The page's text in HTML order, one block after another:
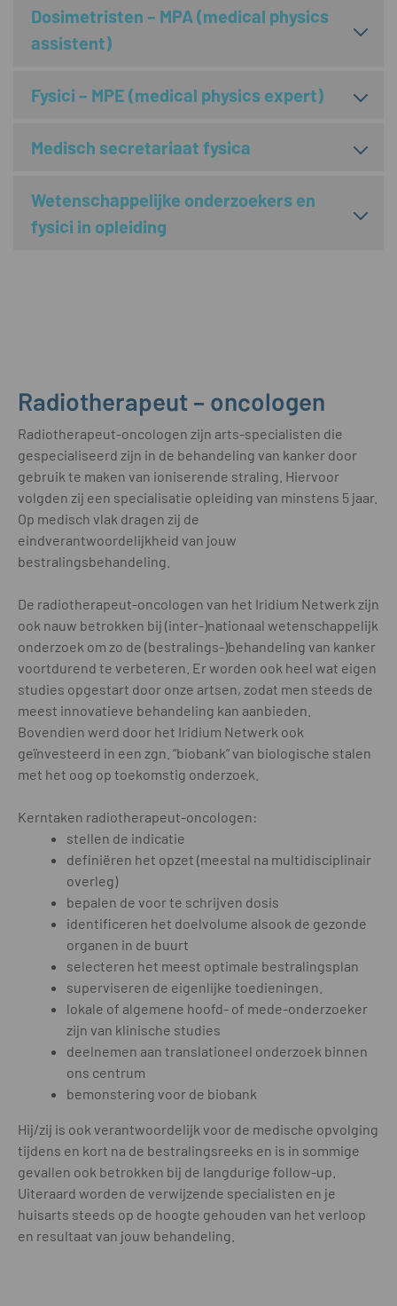
Dosimetristen – MPA (medical physics
assistent)
Fysici – MPE (medical physics expert)
Medisch secretariaat fysica
Wetenschappelijke onderzoekers en
fysici in opleiding
Radiotherapeut – oncologen
Radiotherapeut-oncologen zijn arts-specialisten die
gespecialiseerd zijn in de behandeling van kanker door
gebruik te maken van ioniserende straling. Hiervoor
volgden zij een specialisatie opleiding van minstens 5 jaar.
Op medisch vlak dragen zij de
eindverantwoordelijkheid van jouw
bestralingsbehandeling.
De radiotherapeut-oncologen van het Iridium Netwerk zijn
ook nauw betrokken bij (inter-)nationaal wetenschappelijk
onderzoek om zo de (bestralings-)behandeling van kanker
voortdurend te verbeteren. Er worden ook heel wat eigen
studies opgestart door onze artsen, zodat men steeds de
meest innovatieve behandeling kan aanbieden.
Bovendien werd door het Iridium Netwerk ook
geïnvesteerd in een zgn. “biobank” van biologische stalen
met het oog op toekomstig onderzoek.
Kerntaken radiotherapeut-oncologen:
stellen de indicatie
definiëren het opzet (meestal na multidisciplinair
overleg)
bepalen de voor te schrijven dosis
identificeren het doelvolume alsook de gezonde
organen in de buurt
selecteren het meest optimale bestralingsplan
superviseren de eigenlijke toedieningen.
lokale of algemene hoofd- of mede-onderzoeker
zijn van klinische studies
deelnemen aan translationeel onderzoek binnen
ons centrum
bemonstering voor de biobank
Hij/zij is ook verantwoordelijk voor de medische opvolging
tijdens en kort na de bestralingsreeks en is in sommige
gevallen ook betrokken bij de langdurige follow-up.
Uiteraard worden de verwijzende specialisten en je
huisarts steeds op de hoogte gehouden van het verloop
en resultaat van jouw behandeling.